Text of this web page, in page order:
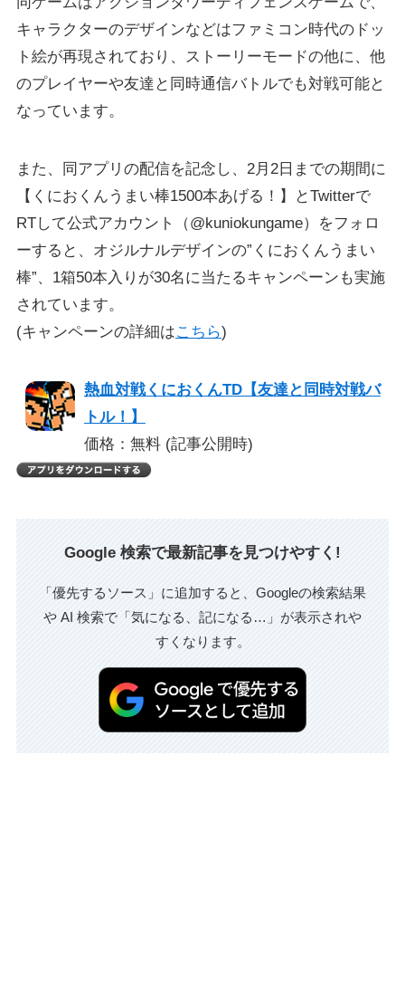
キャラクターのデザインなどはファミコン時代のドッ
ト絵が再現されており、ストーリーモードの他に、他
のプレイヤーや友達と同時通信バトルでも対戦可能と
なっています。
また、同アプリの配信を記念し、2月2日までの期間に
【くにおくんうまい棒1500本あげる！】とTwitterで
RTして公式アカウント（@kuniokungame）をフォロ
ーすると、オジルナルデザインの”くにおくんうまい
棒”、1箱50本入りが30名に当たるキャンペーンも実施
されています。
(キャンペーンの詳細はこちら)
熱血対戦くにおくんTD【友達と同時対戦バ
トル！】
価格：無料 (記事公開時)
Google 検索で最新記事を見つけやすく!
「優先するソース」に追加すると、Googleの検索結果
や AI 検索で「気になる、記になる…」が表示されや
すくなります。